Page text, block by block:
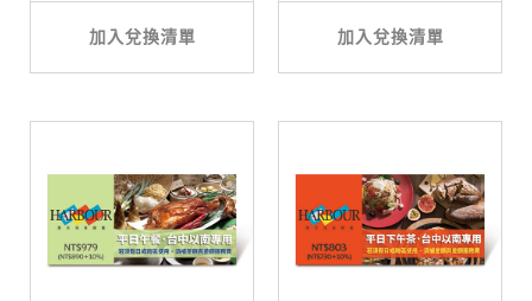
加入兌換清單 加入兌換清單